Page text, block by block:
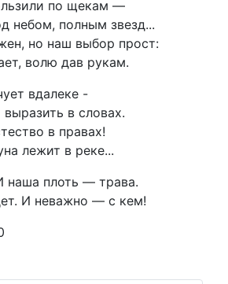
по щекам —
небом, полным звезд...
но наш выбор прост:
волю дав рукам.
вдалеке -
в словах.
в правах!
лежит в реке...
наша плоть — трава.
И неважно — с кем!